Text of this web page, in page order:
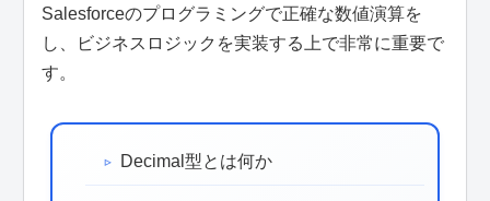
Salesforceのプログラミングで正確な数値演算を
し、ビジネスロジックを実装する上で非常に重要で
す。
Decimal型とは何か